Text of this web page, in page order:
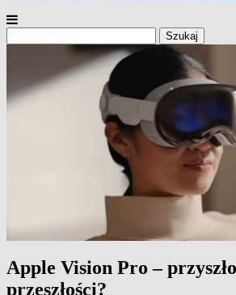
Apple Vision Pro –
przeszłości?